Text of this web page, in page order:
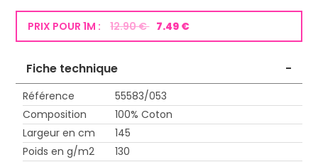
PRIX POUR 1M : 12.90 € 7.49 €
Fiche technique -
Référence
55583/053
Composition
100% Coton
Largeur en cm
145
Poids en g/m2
130